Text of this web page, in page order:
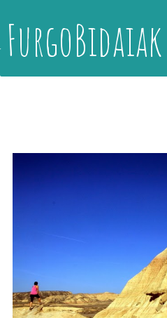
FurgoBidaiak